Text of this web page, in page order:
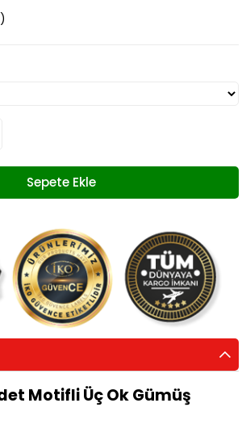
Motifli Üç Ok Gümüş